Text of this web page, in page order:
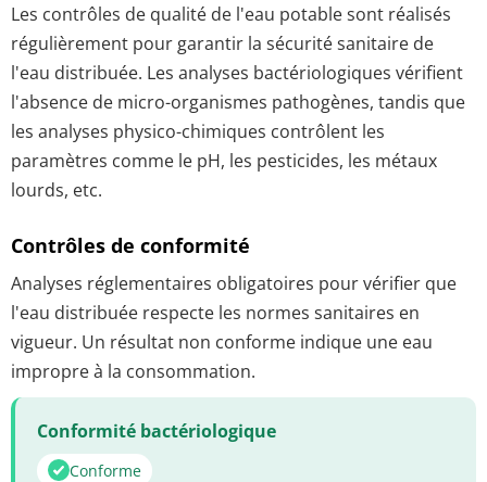
Les contrôles de qualité de l'eau potable sont réalisés
régulièrement pour garantir la sécurité sanitaire de
l'eau distribuée. Les analyses bactériologiques vérifient
l'absence de micro-organismes pathogènes, tandis que
les analyses physico-chimiques contrôlent les
paramètres comme le pH, les pesticides, les métaux
lourds, etc.
Contrôles de conformité
Analyses réglementaires obligatoires pour vérifier que
l'eau distribuée respecte les normes sanitaires en
vigueur. Un résultat non conforme indique une eau
impropre à la consommation.
Conformité bactériologique
Conforme